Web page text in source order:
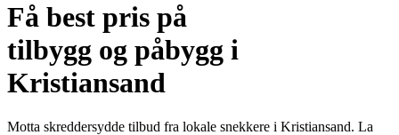
Få best pris på
tilbygg og påbygg i
Kristiansand
Motta skreddersydde tilbud fra lokale snekkere i Kristiansand. La